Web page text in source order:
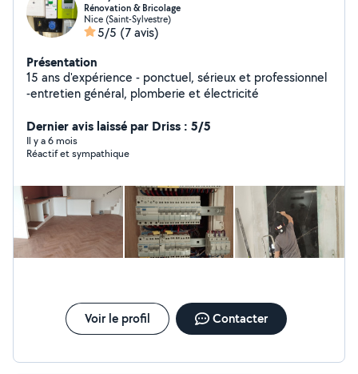
Rénovation & Bricolage
Nice (Saint-Sylvestre)
5/5 (7 avis)
Présentation
15 ans d'expérience - ponctuel, sérieux et professionnel
-entretien général, plomberie et électricité
Dernier avis laissé par Driss : 5/5
Il y a 6 mois
Réactif et sympathique
Voir le profil Contacter